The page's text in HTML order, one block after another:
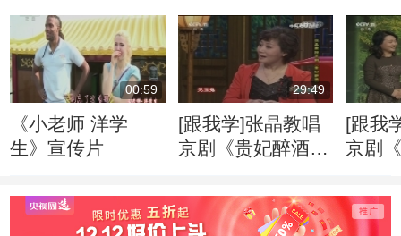
00:59
《小老师 洋学
生》宣传片
29:49
[跟我学]张晶教唱
京剧《贵妃醉酒》
[跟我
京剧